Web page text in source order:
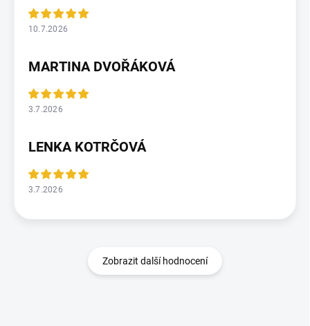
10.7.2026
MARTINA DVOŘÁKOVÁ
3.7.2026
LENKA KOTRČOVÁ
3.7.2026
Zobrazit další hodnocení